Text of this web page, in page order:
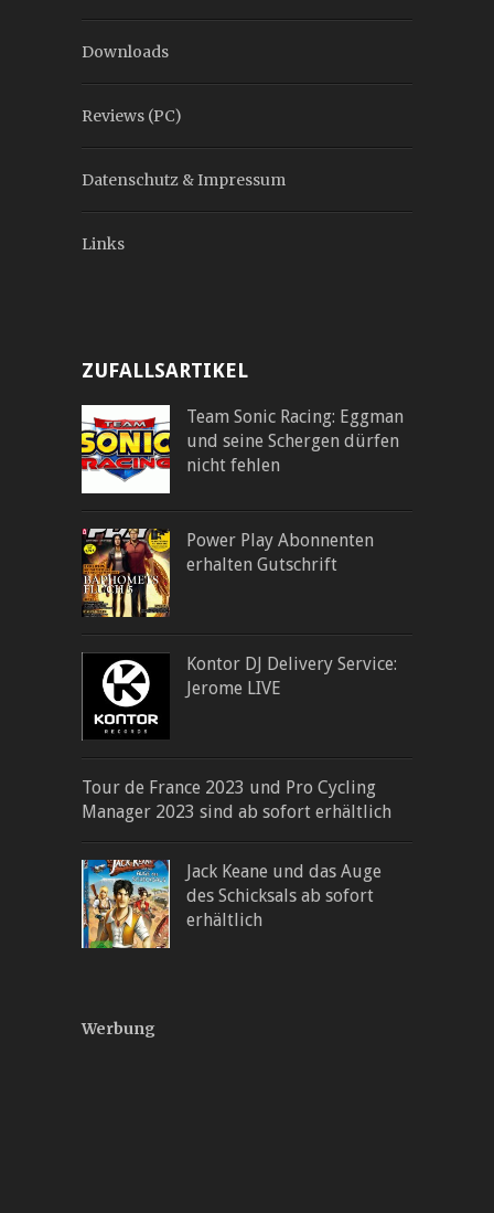
Downloads
Reviews (PC)
Datenschutz & Impressum
Links
ZUFALLSARTIKEL
Team Sonic Racing: Eggman
und seine Schergen dürfen
nicht fehlen
Power Play Abonnenten
erhalten Gutschrift
Kontor DJ Delivery Service:
Jerome LIVE
Tour de France 2023 und Pro Cycling
Manager 2023 sind ab sofort erhältlich
Jack Keane und das Auge
des Schicksals ab sofort
erhältlich
Werbung